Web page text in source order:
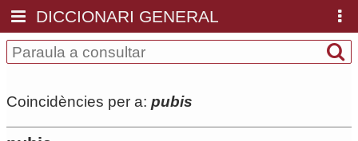
DICCIONARI GENERAL
Coincidències per a: pubis